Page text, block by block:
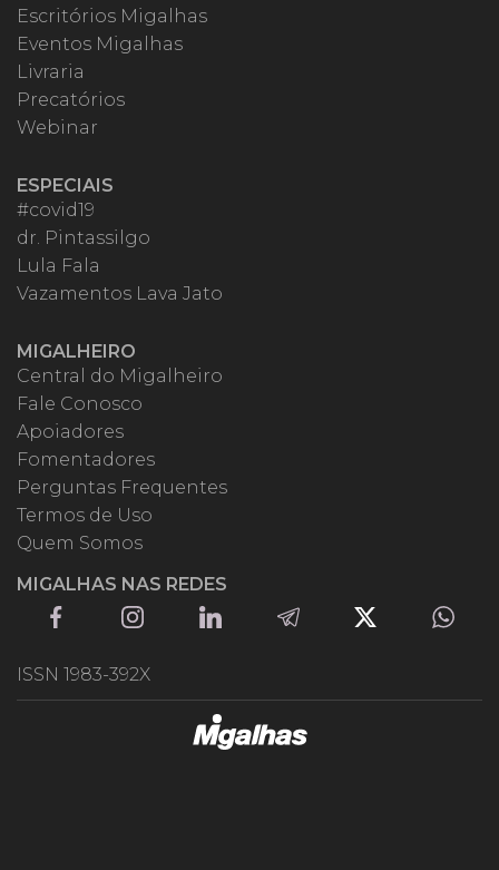
Escritórios Migalhas
Eventos Migalhas
Livraria
Precatórios
Webinar
ESPECIAIS
#covid19
dr. Pintassilgo
Lula Fala
Vazamentos Lava Jato
MIGALHEIRO
Central do Migalheiro
Fale Conosco
Apoiadores
Fomentadores
Perguntas Frequentes
Termos de Uso
Quem Somos
MIGALHAS NAS REDES
ISSN 1983-392X